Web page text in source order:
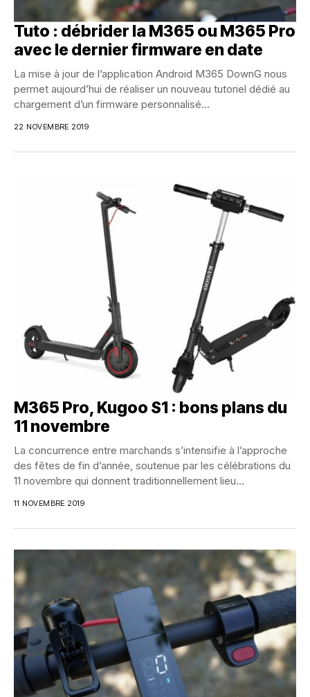
Tuto : débrider la M365 ou M365 Pro
avec le dernier firmware en date
La mise à jour de l’application Android M365 DownG nous
permet aujourd’hui de réaliser un nouveau tutoriel dédié au
chargement d’un firmware personnalisé...
22 NOVEMBRE 2019
M365 Pro, Kugoo S1 : bons plans du
11 novembre
La concurrence entre marchands s’intensifie à l’approche
des fêtes de fin d’année, soutenue par les célébrations du
11 novembre qui donnent traditionnellement lieu...
11 NOVEMBRE 2019